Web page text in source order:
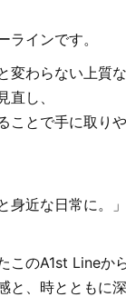
ラインです。
変わらない上質
直し、
ことで手に取り
身近な日常に。」
このA1st Lineから
と、時とともに